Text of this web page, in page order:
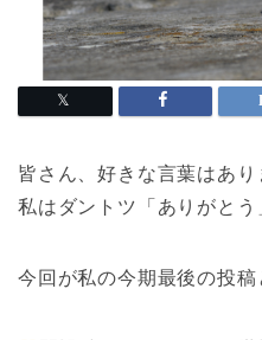
皆さん、好きな言葉はあり
私はダントツ「ありがとう
今回が私の今期最後の投